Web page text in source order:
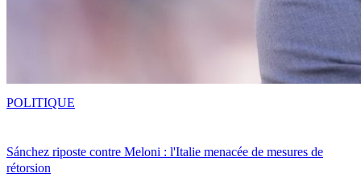
Sánchez riposte contre Meloni : l'Italie menacée de mesures de
rétorsion
POLITIQUE